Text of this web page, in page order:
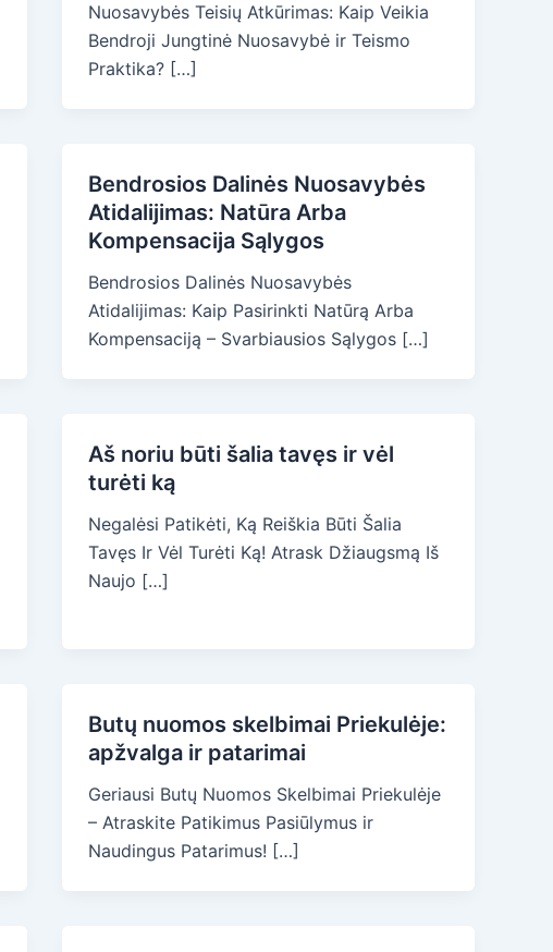
Nuosavybės Teisių Atkūrimas: Kaip Veikia
Bendroji Jungtinė Nuosavybė ir Teismo
Praktika? […]
Bendrosios Dalinės Nuosavybės
Atidalijimas: Natūra Arba
Kompensacija Sąlygos
Bendrosios Dalinės Nuosavybės
Atidalijimas: Kaip Pasirinkti Natūrą Arba
Kompensaciją – Svarbiausios Sąlygos […]
Aš noriu būti šalia tavęs ir vėl
turėti ką
Negalėsi Patikėti, Ką Reiškia Būti Šalia
Tavęs Ir Vėl Turėti Ką! Atrask Džiaugsmą Iš
Naujo […]
Butų nuomos skelbimai Priekulėje:
apžvalga ir patarimai
Geriausi Butų Nuomos Skelbimai Priekulėje
– Atraskite Patikimus Pasiūlymus ir
Naudingus Patarimus! […]